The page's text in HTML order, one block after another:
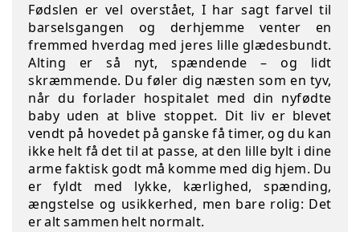
Fødslen er vel overstået, I har sagt farvel til
barselsgangen og derhjemme venter en
fremmed hverdag med jeres lille glædesbundt.
Alting er så nyt, spændende – og lidt
skræmmende. Du føler dig næsten som en tyv,
når du forlader hospitalet med din nyfødte
baby uden at blive stoppet. Dit liv er blevet
vendt på hovedet på ganske få timer, og du kan
ikke helt få det til at passe, at den lille bylt i dine
arme faktisk godt må komme med dig hjem. Du
er fyldt med lykke, kærlighed, spænding,
ængstelse og usikkerhed, men bare rolig: Det
er alt sammen helt normalt.